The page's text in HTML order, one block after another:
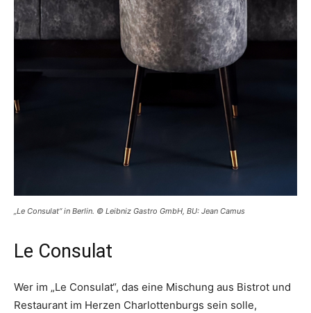
„Le Consulat“ in Berlin. © Leibniz Gastro GmbH, BU: Jean Camus
Le Consulat
Wer im „Le Consulat“, das eine Mischung aus Bistrot und
Restaurant im Herzen Charlottenburgs sein solle,